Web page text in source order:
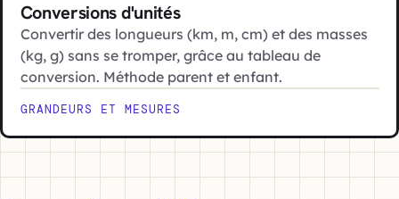
Conversions d'unités
Convertir des longueurs (km, m, cm) et des masses
(kg, g) sans se tromper, grâce au tableau de
conversion. Méthode parent et enfant.
GRANDEURS ET MESURES